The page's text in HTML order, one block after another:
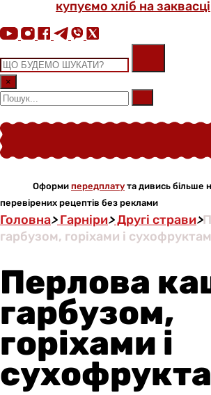
купуємо хліб на заквасці
×
Оформи передплату та дивись більше
перевірених рецептів без реклами
Головна>Гарніри>Другі страви>
гарбузом, горіхами і
Перлова
гарбузом,
горіхами і